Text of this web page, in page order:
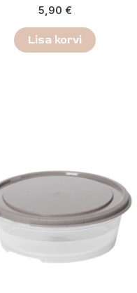
5,90 €
Lisa korvi